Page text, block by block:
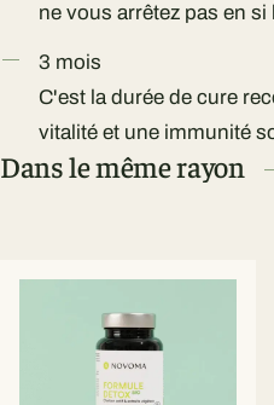
ne vous arrêtez pas en
3 mois
C'est la durée de cure
vitalité et une immunité
Dans le même rayon